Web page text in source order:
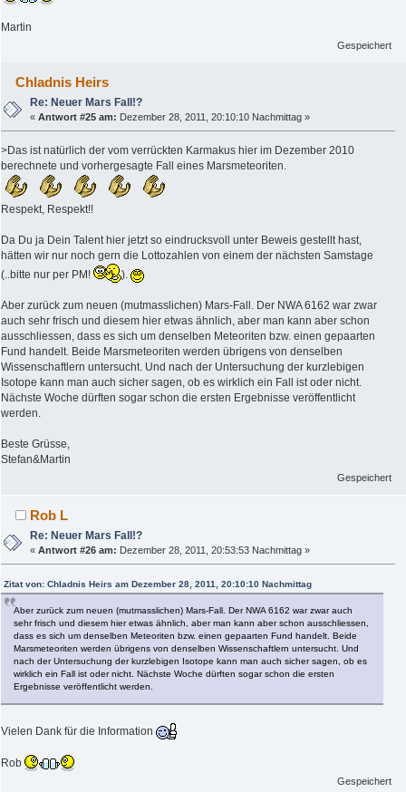
Martin
Gespeichert
Chladnis Heirs
Re: Neuer Mars Fall!?
«Antwort #25 am: Dezember 28, 2011, 20:10:10 Nachmittag »
>Das ist natürlich der vom verrückten Karmakus hier im Dezember 2010
berechnete und vorhergesagte Fall eines Marsmeteoriten.
Respekt, Respekt!!
Da Du ja Dein Talent hier jetzt so eindrucksvoll unter Beweis gestellt hast,
hätten wir nur noch gern die Lottozahlen von einem der nächsten Samstage
(..bitte nur per PM!
).
Aber zurück zum neuen (mutmasslichen) Mars-Fall. Der NWA 6162 war zwar
auch sehr frisch und diesem hier etwas ähnlich, aber man kann aber schon
ausschliessen, dass es sich um denselben Meteoriten bzw. einen gepaarten
Fund handelt. Beide Marsmeteoriten werden übrigens von denselben
Wissenschaftlern untersucht. Und nach der Untersuchung der kurzlebigen
Isotope kann man auch sicher sagen, ob es wirklich ein Fall ist oder nicht.
Nächste Woche dürften sogar schon die ersten Ergebnisse veröffentlicht
werden.
Beste Grüsse,
Stefan&Martin
Gespeichert
Rob L
Re: Neuer Mars Fall!?
«Antwort #26 am: Dezember 28, 2011, 20:53:53 Nachmittag »
Zitat von: Chladnis Heirs am Dezember 28, 2011, 20:10:10 Nachmittag
Aber zurück zum neuen (mutmasslichen) Mars-Fall. Der NWA 6162 war zwar auch
sehr frisch und diesem hier etwas ähnlich, aber man kann aber schon ausschliessen,
dass es sich um denselben Meteoriten bzw. einen gepaarten Fund handelt. Beide
Marsmeteoriten werden übrigens von denselben Wissenschaftlern untersucht. Und
nach der Untersuchung der kurzlebigen Isotope kann man auch sicher sagen, ob es
wirklich ein Fall ist oder nicht. Nächste Woche dürften sogar schon die ersten
Ergebnisse veröffentlicht werden.
Vielen Dank für die Information
Rob
Gespeichert